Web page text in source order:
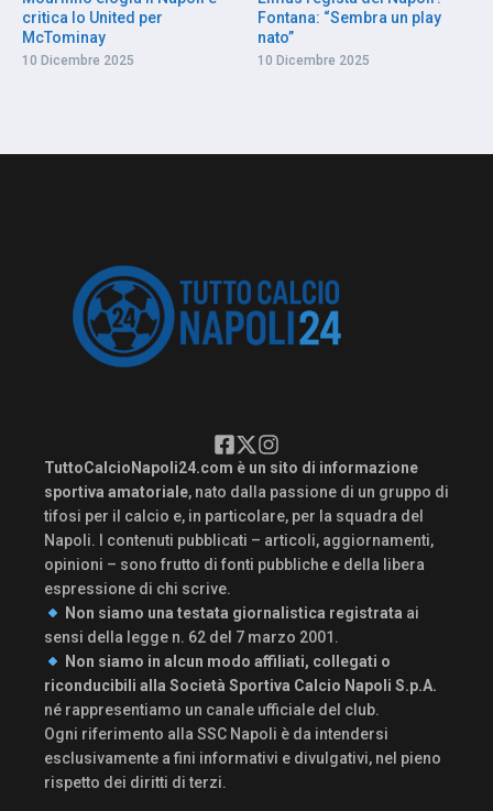
critica lo United per
McTominay
10 Dicembre 2025
Fontana: “Sembra un play
nato”
10 Dicembre 2025
TuttoCalcioNapoli24.com è un sito di informazione
sportiva amatoriale, nato dalla passione di un gruppo di
tifosi per il calcio e, in particolare, per la squadra del
Napoli. I contenuti pubblicati – articoli, aggiornamenti,
opinioni – sono frutto di fonti pubbliche e della libera
espressione di chi scrive.
Non siamo una testata giornalistica registrata ai
sensi della legge n. 62 del 7 marzo 2001.
Non siamo in alcun modo affiliati, collegati o
riconducibili alla Società Sportiva Calcio Napoli S.p.A.
né rappresentiamo un canale ufficiale del club.
Ogni riferimento alla SSC Napoli è da intendersi
esclusivamente a fini informativi e divulgativi, nel pieno
rispetto dei diritti di terzi.